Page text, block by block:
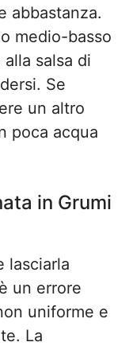
abbastanza.
medio-basso
salsa di
Se
un altro
poca acqua
in Grumi
lasciarla
un errore
uniforme e
La